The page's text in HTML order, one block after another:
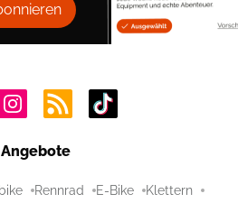
Angebote
Rennrad E-Bike Klettern